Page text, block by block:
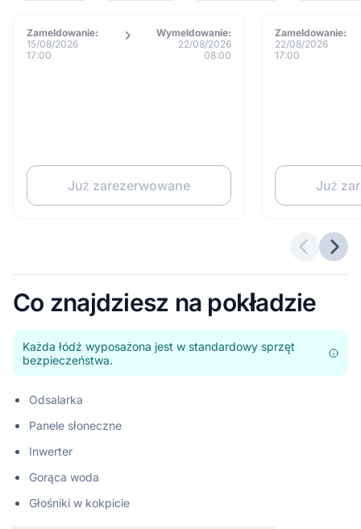
Zameldowanie:
15/08/2026
17:00
Wymeldowanie:
22/08/2026
08:00
Już zarezerwowane
Zameldowanie:
22/08/2026
17:00
Już
Co znajdziesz na pokładzie
Każda łódź wyposażona jest w standardowy sprzęt
bezpieczeństwa.
Odsalarka
Panele słoneczne
Inwerter
Gorąca woda
Głośniki w kokpicie